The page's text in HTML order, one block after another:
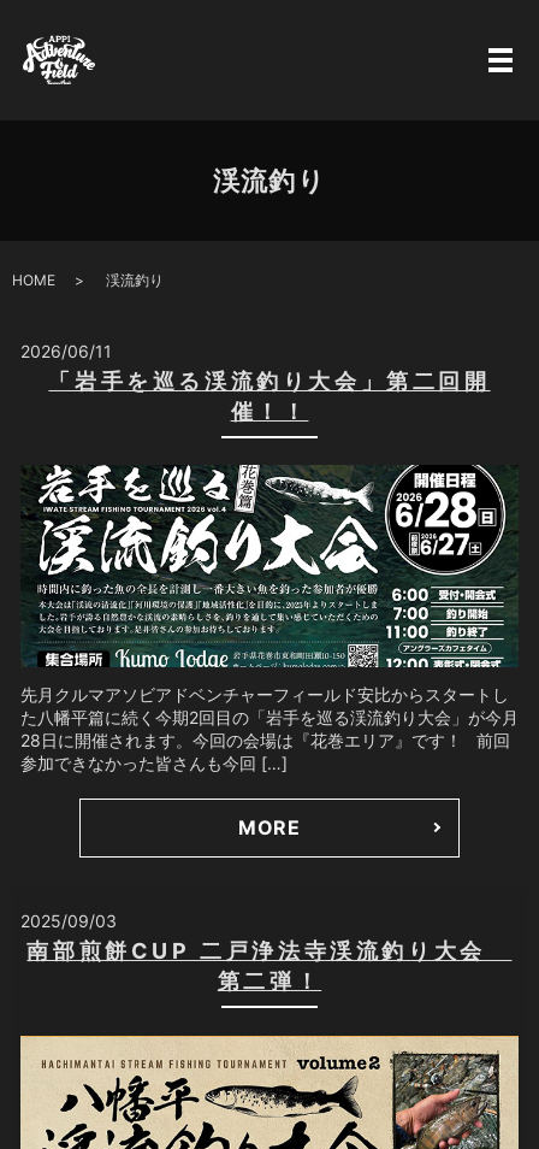
渓流釣り
HOME 渓流釣り
2026/06/11
「岩手を巡る渓流釣り大会」第二回開
催！！
先月クルマアソビアドベンチャーフィールド安比からスタートし
た八幡平篇に続く今期2回目の「岩手を巡る渓流釣り大会」が今月
28日に開催されます。今回の会場は『花巻エリア』です！ 前回
参加できなかった皆さんも今回 […]
MORE
2025/09/03
南部煎餅CUP 二戸浄法寺渓流釣り大会
第二弾！